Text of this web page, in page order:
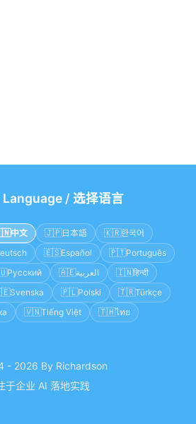
Language/ 选择语言
中文 🇯🇵日本語 🇰🇷한국어
🇪🇸Español 🇵🇹Português
Русский 🇦🇪العربية 🇮🇳हिन्दी
Svenska 🇵🇱Polski 🇹🇷Türkçe
🇻🇳Tiếng Việt 🇹🇭ไทย
- 2026 By Richardson
于企业 AI 落地实践